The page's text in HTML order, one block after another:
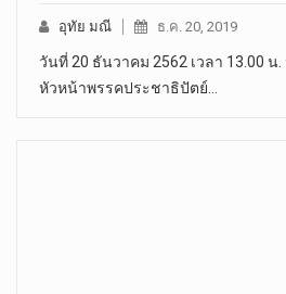
อุทัย มณี ธ.ค. 20, 2019
วันที่ 20 ธันวาคม 2562 เวลา 13.00
หัวหน้าพรรคประชาธิปัตย์…